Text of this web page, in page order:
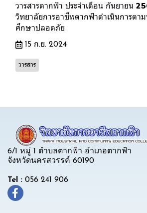
วารสารตากฟ้า ประจำเดือน กันยายน
วิทยาลัยการอาชีพตากฟ้าดำเนินการตา
ศึกษาปลอดภัย
15 ก.ย. 2024
วารสาร
6/1 หมู่ 1 ตำบลตากฟ้า อำเภอตากฟ้า
จังหวัดนครสวรรค์ 60190
Tel : 056 241 906